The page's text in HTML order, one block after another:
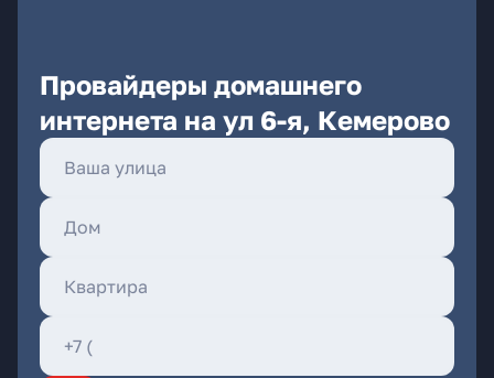
Провайдеры домашнего
интернета на ул 6-я, Кемерово